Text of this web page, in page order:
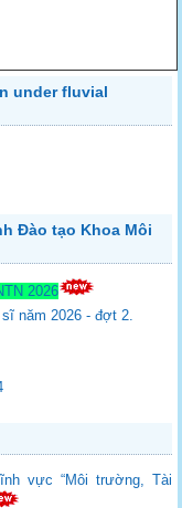
under fluvial
Đào tạo Khoa Môi
2026
năm 2026 - đợt 2.
vực “Môi trường, Tài